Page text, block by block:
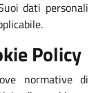
dati personali
Policy
normative di